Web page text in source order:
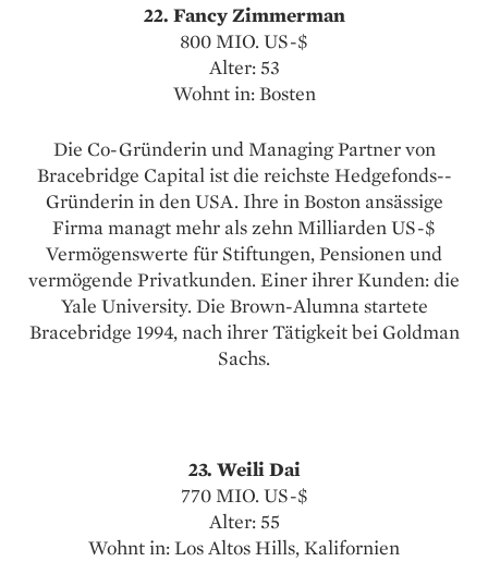
22. Fancy Zimmerman
800 MIO. US-$
Alter: 53
Wohnt in: Bosten
Die Co-Gründerin und Managing Partner von
Bracebridge Capital ist die reichste Hedgefonds-­
Gründerin in den USA. Ihre in Boston ansässige
Firma managt mehr als zehn Milliarden US-$
Vermögenswerte für Stiftungen, Pensionen und
vermögende Privatkunden. Einer ihrer Kunden: die
Yale University. Die Brown-Alumna startete
Bracebridge 1994, nach ihrer Tätigkeit bei Goldman
Sachs.
23. Weili Dai
770 MIO. US-$
Alter: 55
Wohnt in: Los Altos Hills, Kalifornien